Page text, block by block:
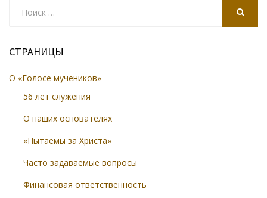
СТРАНИЦЫ
О «Голосе мучеников»
56 лет служения
О наших основателях
«Пытаемы за Христа»
Часто задаваемые вопросы
Финансовая ответственность